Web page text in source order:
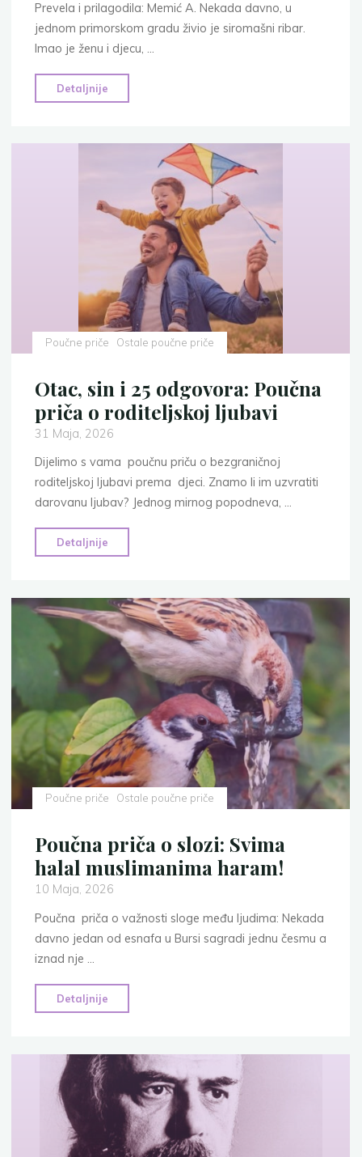
Prevela i prilagodila: Memić A. Nekada davno, u
jednom primorskom gradu živio je siromašni ribar.
Imao je ženu i djecu, …
Detaljnije
iz
noći:
Džin"
Poučne priče Ostale poučne priče
Otac, sin i 25 odgovora: Poučna
priča o roditeljskoj ljubavi
31 Maja, 2026
Dijelimo s vama poučnu priču o bezgraničnoj
roditeljskoj ljubavi prema djeci. Znamo li im uzvratiti
darovanu ljubav? Jednog mirnog popodneva, …
Detaljnije
25
odgovora:
Poučna
priča
roditeljskoj
ljubavi"
Poučne priče Ostale poučne priče
Poučna priča o slozi: Svima
halal muslimanima haram!
10 Maja, 2026
Poučna priča o važnosti sloge među ljudima: Nekada
davno jedan od esnafa u Bursi sagradi jednu česmu a
iznad nje …
Detaljnije
priča
slozi:
Svima
halal
muslimanima
haram!"